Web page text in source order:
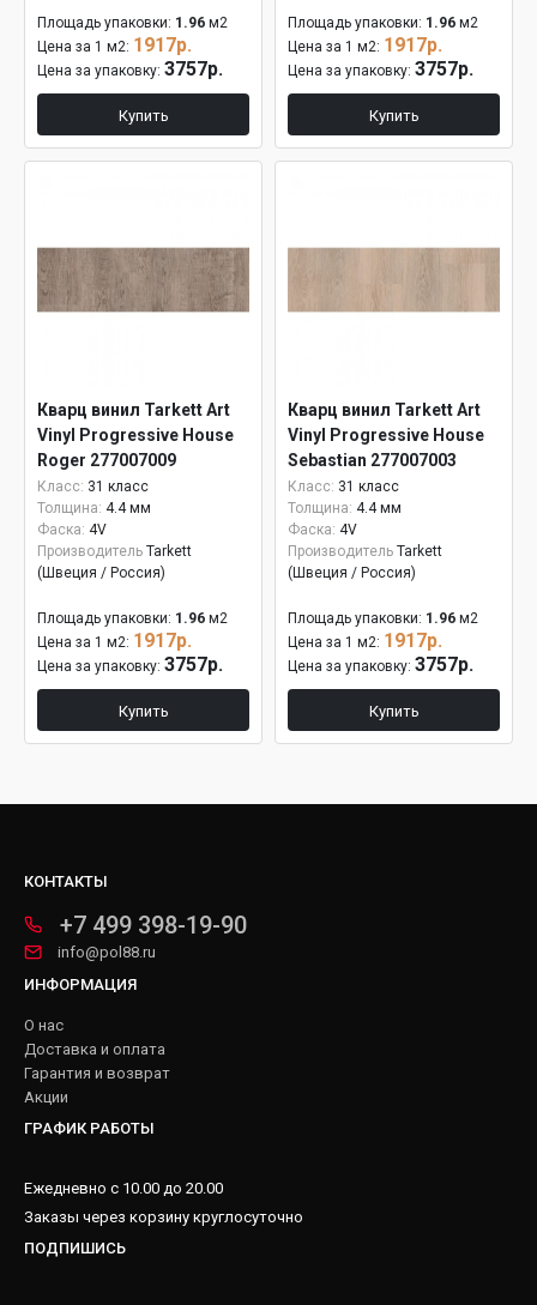
Площадь упаковки: 1.96 м2
Цена за 1 м2: 1917р.
Цена за упаковку: 3757р.
Купить
Площадь упаковки: 1.96 м2
Цена за 1 м2: 1917р.
Цена за упаковку: 3757р.
Купить
Кварц винил Tarkett Art
Vinyl Progressive House
Roger 277007009
Класс: 31 класс
Толщина: 4.4 мм
Фаска: 4V
Производитель Tarkett
(Швеция / Россия)
Площадь упаковки: 1.96 м2
Цена за 1 м2: 1917р.
Цена за упаковку: 3757р.
Купить
Кварц винил Tarkett Art
Vinyl Progressive House
Sebastian 277007003
Класс: 31 класс
Толщина: 4.4 мм
Фаска: 4V
Производитель Tarkett
(Швеция / Россия)
Площадь упаковки: 1.96 м2
Цена за 1 м2: 1917р.
Цена за упаковку: 3757р.
Купить
КОНТАКТЫ
+7 499 398-19-90
info@pol88.ru
ИНФОРМАЦИЯ
О нас
Доставка и оплата
Гарантия и возврат
Акции
ГРАФИК РАБОТЫ
Ежедневно с 10.00 до 20.00
Заказы через корзину круглосуточно
ПОДПИШИСЬ